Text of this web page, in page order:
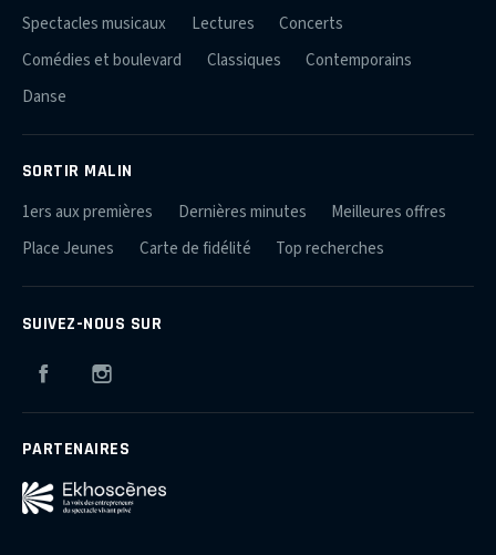
Spectacles musicaux
Lectures
Concerts
Comédies et boulevard
Classiques
Contemporains
Danse
SORTIR MALIN
1ers aux premières Dernières minutes
Meilleures offres
Place Jeunes
Carte de fidélité Top recherches
SUIVEZ-NOUS SUR
Facebook
PARTENAIRES